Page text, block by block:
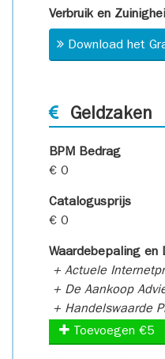
Verbruik en
Download het
Geldzaken
BPM Bedrag
€ 0
Catalogusprijs
€ 0
Waardebepaling en
+ Actuele
+ De Aankoop
+ Handelswaarde
Toevoegen €5